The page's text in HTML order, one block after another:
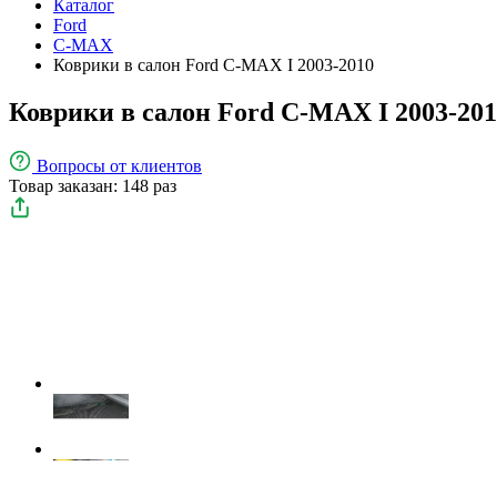
Каталог
Ford
C-MAX
Коврики в салон Ford C-MAX I 2003-2010
Коврики в салон Ford C-MAX I 2003-
Вопросы от клиентов
Товар заказан: 148 раз